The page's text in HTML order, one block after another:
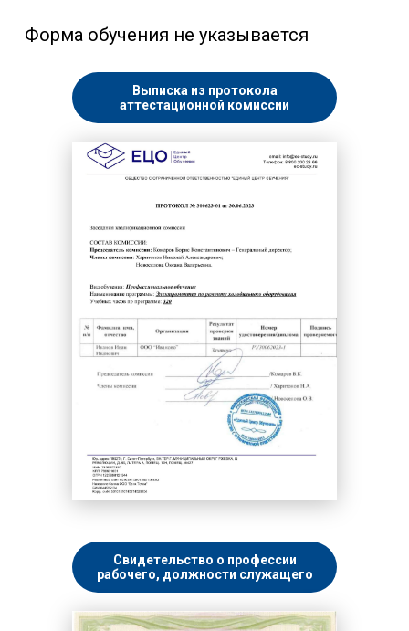
Форма обучения не указывается
Выписка из протокола
аттестационной комиссии
Свидетельство о профессии
рабочего, должности служащего